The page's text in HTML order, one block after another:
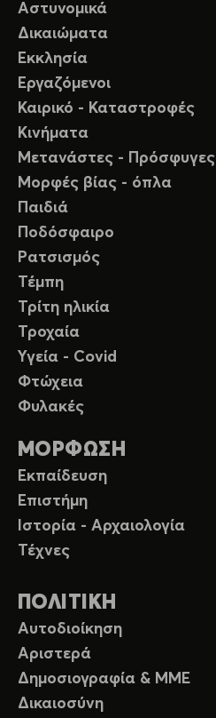
Αστυνομικά
Δικαιώματα
Εκκλησία
Εργαζόμενοι
Καιρικό - Καταστροφές
Κινήματα
Μετανάστες - Πρόσφυγες
Μορφές βίας - όπλα
Παιδιά
Ποδόσφαιρο
Ρατσισμός
Τέμπη
Τρίτη ηλικία
Τροχαία
Υγεία - Covid
Φτώχεια
Φυλακές
ΜΟΡΦΩΣΗ
Εκπαίδευση
Επιστήμη
Ιστορία - Αρχαιολογία
Τέχνες
ΠΟΛΙΤΙΚΗ
Αυτοδιοίκηση
Αριστερά
Δημοσιογραφία & ΜΜΕ
Δικαιοσύνη